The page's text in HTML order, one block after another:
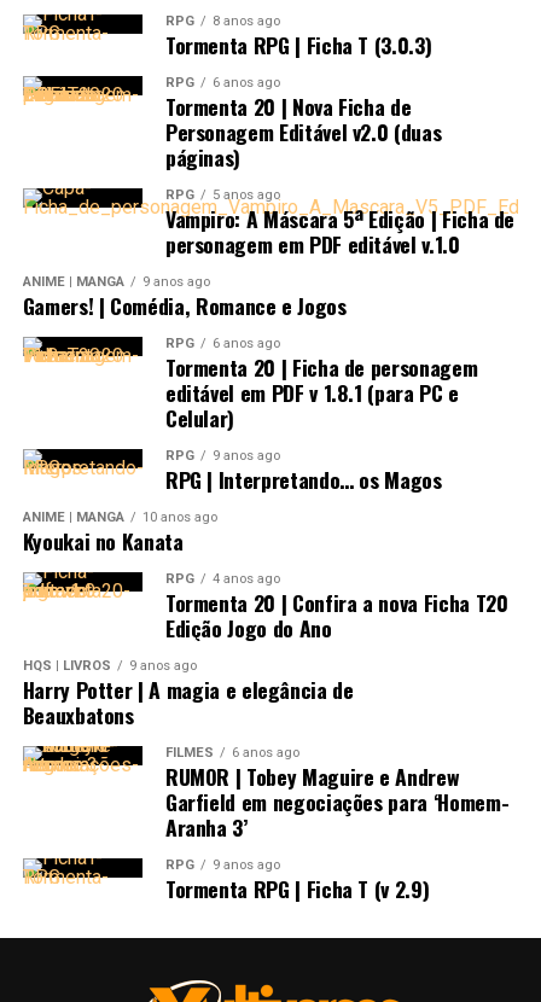
RPG 8 anos ago
Tormenta RPG | Ficha T (3.0.3)
RPG 6 anos ago
Tormenta 20 | Nova Ficha de
Personagem Editável v2.0 (duas
páginas)
RPG 5 anos ago
Vampiro: A Máscara 5ª Edição | Ficha de
personagem em PDF editável v.1.0
ANIME | MANGÁ 9 anos ago
Gamers! | Comédia, Romance e Jogos
RPG 6 anos ago
Tormenta 20 | Ficha de personagem
editável em PDF v 1.8.1 (para PC e
Celular)
RPG 9 anos ago
RPG | Interpretando… os Magos
ANIME | MANGÁ 10 anos ago
Kyoukai no Kanata
RPG 4 anos ago
Tormenta 20 | Confira a nova Ficha T20
Edição Jogo do Ano
HQS | LIVROS 9 anos ago
Harry Potter | A magia e elegância de
Beauxbatons
FILMES 6 anos ago
RUMOR | Tobey Maguire e Andrew
Garfield em negociações para ‘Homem-
Aranha 3’
RPG 9 anos ago
Tormenta RPG | Ficha T (v 2.9)